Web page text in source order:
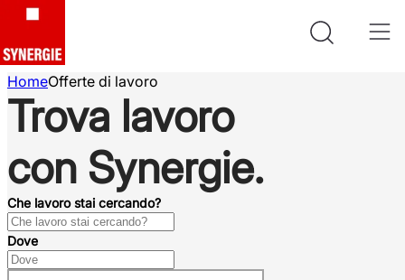
HomeOfferte di lavoro
Trova lavoro
con Synergie.
Che lavoro stai cercando?
Dove